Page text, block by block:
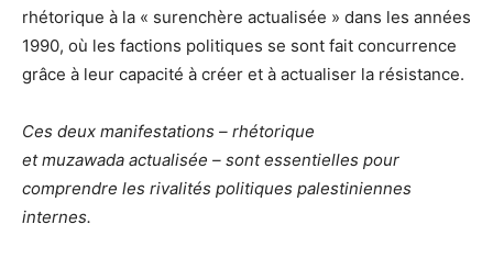
rhétorique à la « surenchère actualisée » dans les années
1990, où les factions politiques se sont fait concurrence
grâce à leur capacité à créer et à actualiser la résistance.
Ces deux manifestations – rhétorique
et muzawada actualisée – sont essentielles pour
comprendre les rivalités politiques palestiniennes
internes.